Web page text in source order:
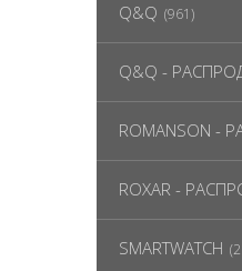
Q&Q (961)
Q&Q -
ROMANSON -
ROXAR -
SMARTWATCH